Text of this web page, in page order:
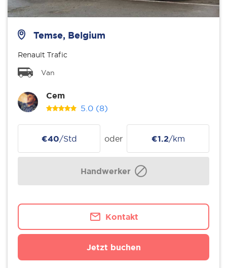
Temse, Belgium
Renault Trafic
Van
Cem
5.0 (8)
€40/Std oder €1.2/km
Handwerker
Kontakt
Jetzt buchen